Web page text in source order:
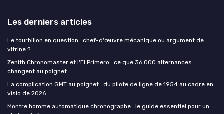
Les derniers articles
Le tourbillon en question : chef-d'œuvre mécanique ou argument de
vitrine ?
Zenith Chronomaster et l'El Primero : ce que 36 000 alternances
changent au poignet
La complication GMT au poignet : du pilote de ligne de 1954 au cadre en
visio de 2026
Montre homme automatique chronographe : le guide essentiel pour un